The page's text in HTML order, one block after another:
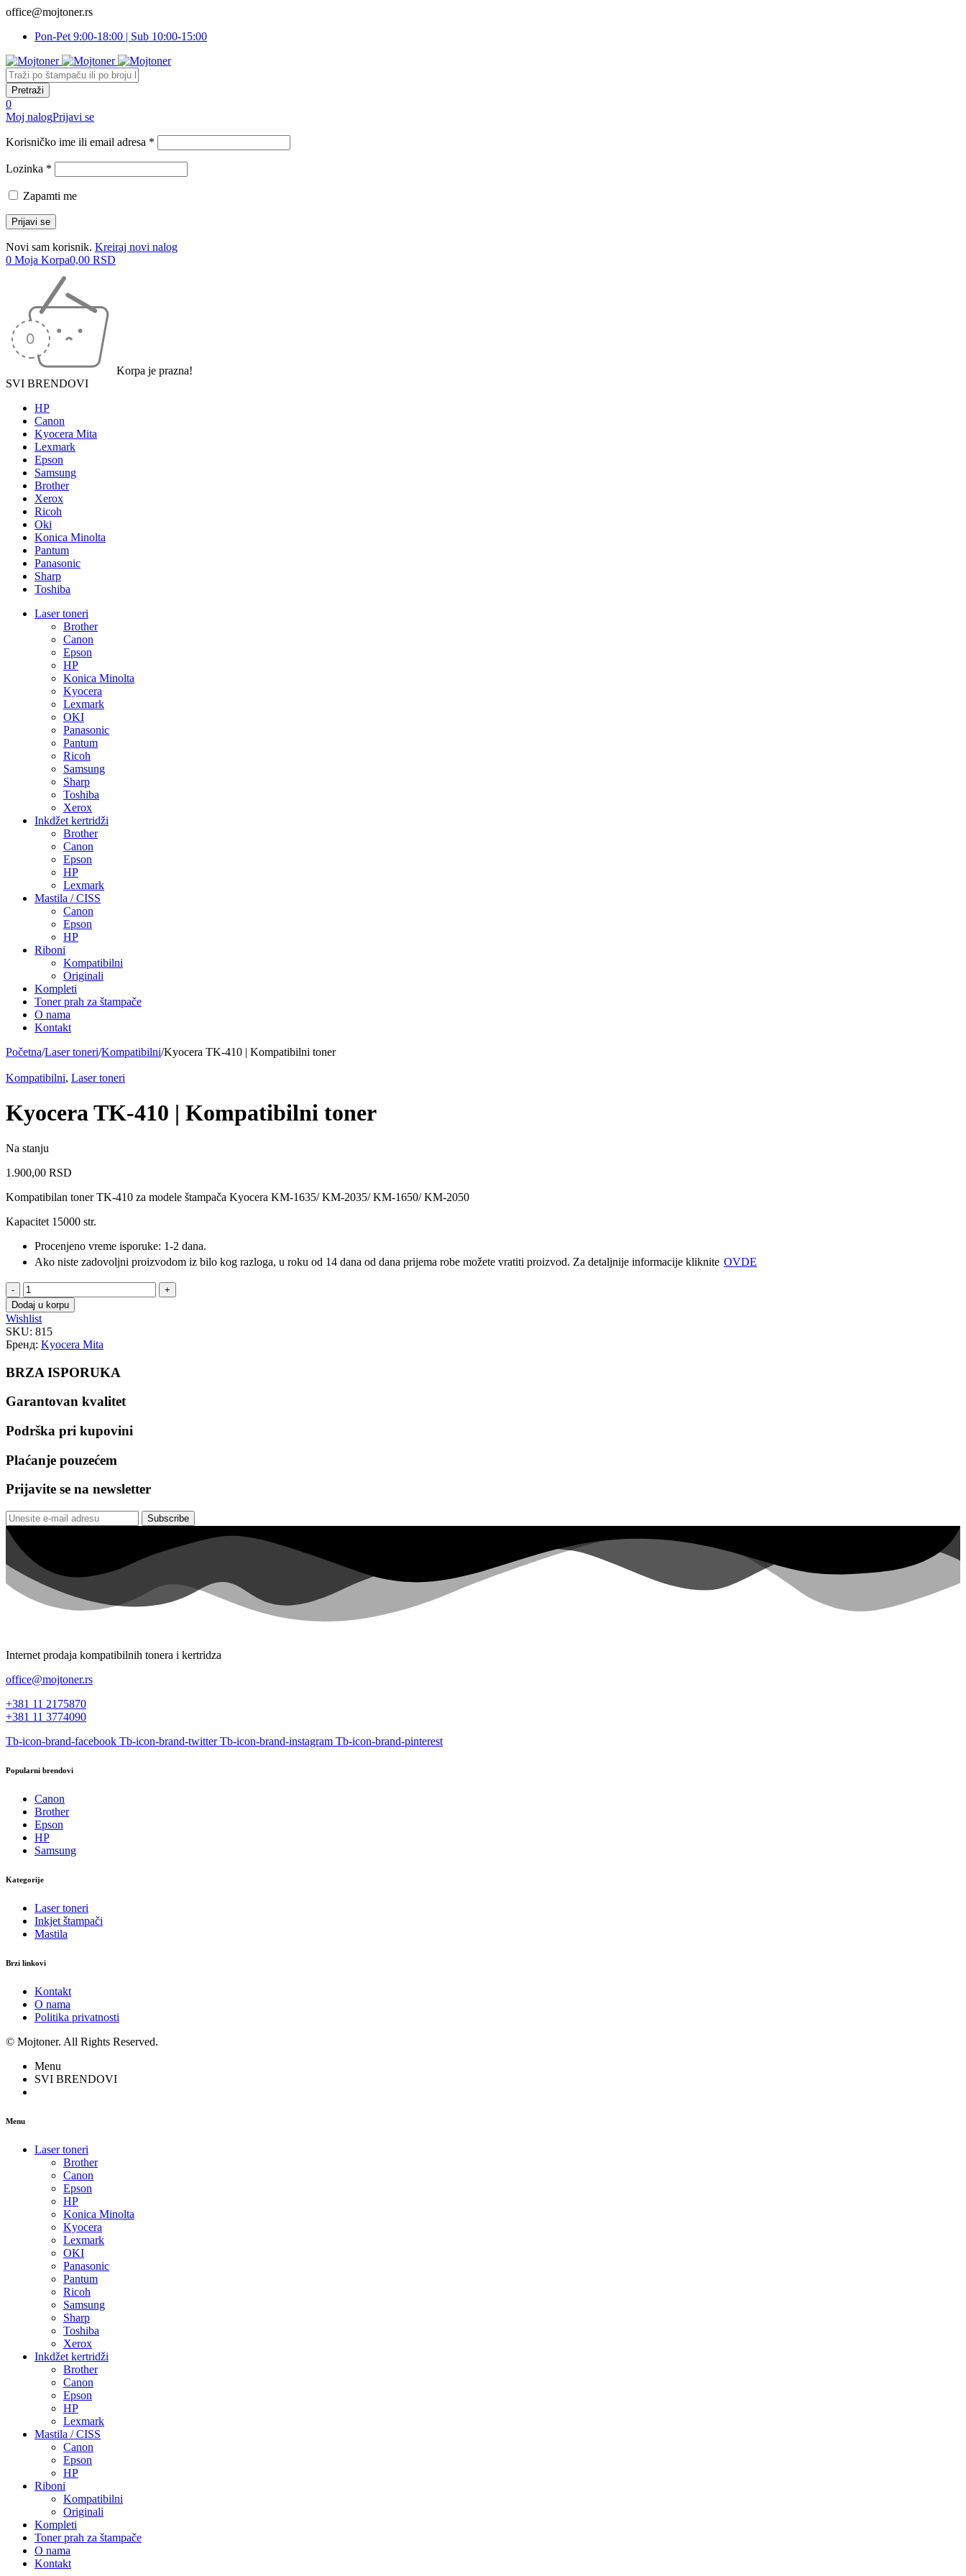
office@mojtoner.rs
Pon-Pet 9:00-18:00 | Sub 10:00-15:00
0
Moj nalogPrijavi se
Korisničko ime ili email adresa *
Lozinka *
Zapamti me
Novi sam korisnik. Kreiraj novi nalog
0 Moja Korpa0,00 RSD
Korpa je prazna!
SVI BRENDOVI
HP
Canon
Kyocera Mita
Lexmark
Epson
Samsung
Brother
Xerox
Ricoh
Oki
Konica Minolta
Pantum
Panasonic
Sharp
Toshiba
Laser toneri
Brother
Canon
Epson
HP
Konica Minolta
Kyocera
Lexmark
OKI
Panasonic
Pantum
Ricoh
Samsung
Sharp
Toshiba
Xerox
Inkdžet kertridži
Brother
Canon
Epson
HP
Lexmark
Mastila / CISS
Canon
Epson
HP
Riboni
Kompatibilni
Originali
Kompleti
Toner prah za štampače
O nama
Kontakt
Početna/Laser toneri/Kompatibilni/Kyocera TK-410 | Kompatibilni toner
Kompatibilni, Laser toneri
Kyocera TK-410 | Kompatibilni toner
Na stanju
1.900,00 RSD
Kompatibilan toner TK-410 za modele štampača Kyocera KM-1635/ KM-2035/ KM-1650/ KM-2050
Kapacitet 15000 str.
Procenjeno vreme isporuke: 1-2 dana.
Ako niste zadovoljni proizvodom iz bilo kog razloga, u roku od 14 dana od dana prijema robe možete vratiti proizvod. Za detaljnije informacije kliknite OVDE
Kyocera
TK-
410
|
Kompatibilni
toner
količina
Dodaj u korpu
Wishlist
SKU: 815
Бренд: Kyocera Mita
BRZA ISPORUKA
Garantovan kvalitet
Podrška pri kupovini
Plaćanje pouzećem
Prijavite se na newsletter
Subscribe
Internet prodaja kompatibilnih tonera i kertridza
office@mojtoner.rs
+381 11 2175870
+381 11 3774090
Tb-icon-brand-facebook Tb-icon-brand-twitter Tb-icon-brand-instagram Tb-icon-brand-pinterest
Popularni brendovi
Canon
Brother
Epson
HP
Samsung
Kategorije
Laser toneri
Inkjet štampači
Mastila
Brzi linkovi
Kontakt
O nama
Politika privatnosti
© Mojtoner. All Rights Reserved.
Menu
SVI BRENDOVI
Menu
Laser toneri
Brother
Canon
Epson
HP
Konica Minolta
Kyocera
Lexmark
OKI
Panasonic
Pantum
Ricoh
Samsung
Sharp
Toshiba
Xerox
Inkdžet kertridži
Brother
Canon
Epson
HP
Lexmark
Mastila / CISS
Canon
Epson
HP
Riboni
Kompatibilni
Originali
Kompleti
Toner prah za štampače
O nama
Kontakt